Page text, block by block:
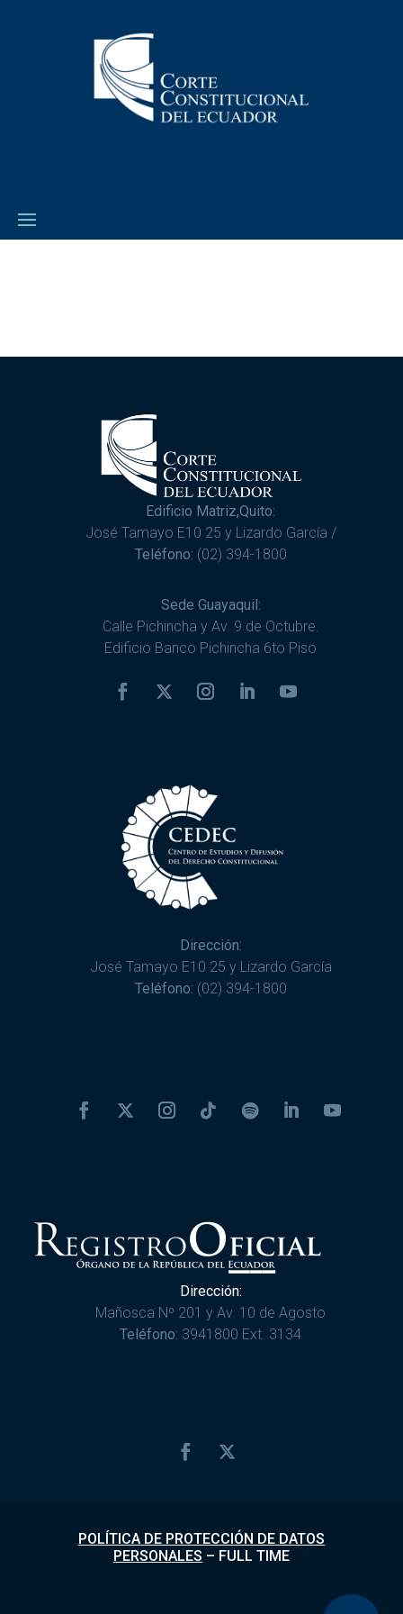
Edificio Matriz,Quito:
José Tamayo E10 25 y Lizardo García /
Teléfono: (02) 394-1800
Sede Guayaquil:
Calle Pichincha y Av. 9 de Octubre.
Edificio Banco Pichincha 6to Piso
Dirección:
José Tamayo E10 25 y Lizardo García
Teléfono: (02) 394-1800
Dirección:
Mañosca Nº 201 y Av. 10 de Agosto
Teléfono: 3941800 Ext. 3134
POLÍTICA DE PROTECCIÓN DE DATOS
PERSONALES – FULL TIME